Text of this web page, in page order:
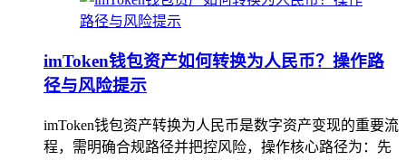
imToken钱包资产如何转换为人民币？操作路
径与风险提示
imToken钱包资产转换为人民币是数字资产变现的重要流
程，需明确合规路径并把控风险，操作核心路径为：先